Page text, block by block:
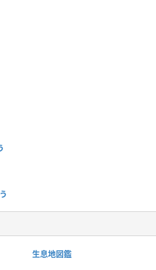
生息地図鑑